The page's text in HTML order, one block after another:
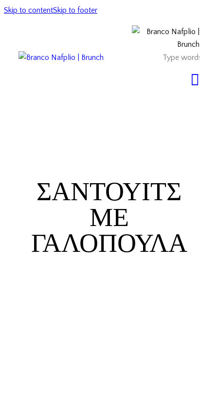
Skip to contentSkip to footer
ΣΆΝΤΟΥΙΤΣ
ΜΕ
ΓΑΛΟΠΟΎΛΑ